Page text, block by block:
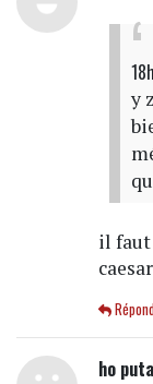
y
il faut
caesar
ho